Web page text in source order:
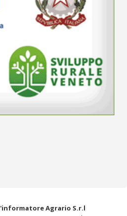
Agrario S.r.l